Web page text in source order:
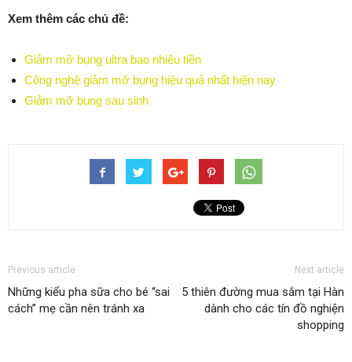
Xem thêm các chủ đề:
Giảm mỡ bụng ultra bao nhiêu tiền
Công nghệ giảm mỡ bụng hiệu quả nhất hiện nay
Giảm mỡ bụng sau sinh
Previous article
Những kiểu pha sữa cho bé “sai
cách” mẹ cần nên tránh xa
Next article
5 thiên đường mua sắm tại Hàn
dành cho các tín đồ nghiện
shopping